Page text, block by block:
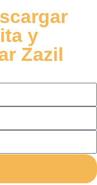
y
Zazil